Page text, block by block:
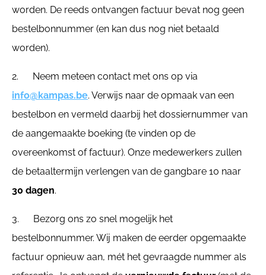
worden. De reeds ontvangen factuur bevat nog geen
bestelbonnummer (en kan dus nog niet betaald
worden).
2. Neem meteen contact met ons op via
info@kampas.be. Verwijs naar de opmaak van een
bestelbon en vermeld daarbij het dossiernummer van
de aangemaakte boeking (te vinden op de
overeenkomst of factuur). Onze medewerkers zullen
de betaaltermijn verlengen van de gangbare 10 naar
30 dagen.
3. Bezorg ons zo snel mogelijk het
bestelbonnummer. Wij maken de eerder opgemaakte
factuur opnieuw aan, mét het gevraagde nummer als